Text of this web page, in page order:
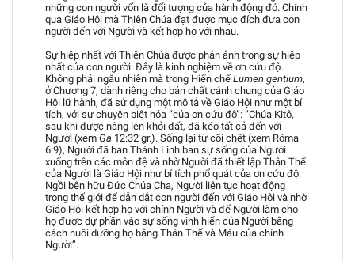
những con người vốn là đối tượng của hành động đó. Chính
qua Giáo Hội mà Thiên Chúa đạt được mục đích đưa con
người đến với Người và kết hợp họ với nhau.
Sự hiệp nhất với Thiên Chúa được phản ảnh trong sự hiệp
nhất của con người. Đây là kinh nghiệm về ơn cứu độ.
Không phải ngẫu nhiên mà trong Hiến chếLumen gentium,
ở Chương 7, dành riêng cho bản chất cánh chung của Giáo
Hội lữ hành, đã sử dụng một mô tả về Giáo Hội như một bí
tích, với sự chuyên biệt hóa “của ơn cứu độ”: “Chúa Kitô,
sau khi được nâng lên khỏi đất, đã kéo tất cả đến với
Người (xem Ga 12:32 gr.). Sống lại từ cõi chết (xem Rôma
6:9), Người đã ban Thánh Linh ban sự sống của Người
xuống trên các môn đệ và nhờ Người đã thiết lập Thân Thể
của Người là Giáo Hội như bí tích phổ quát của ơn cứu độ.
Ngồi bên hữu Đức Chúa Cha, Người liên tục hoạt động
trong thế giới để dẫn dắt con người đến với Giáo Hội và nhờ
Giáo Hội kết hợp họ với chính Người và để Người làm cho
họ được dự phần vào sự sống vinh hiển của Người bằng
cách nuôi dưỡng họ bằng Thân Thể và Máu của chính
Người”.